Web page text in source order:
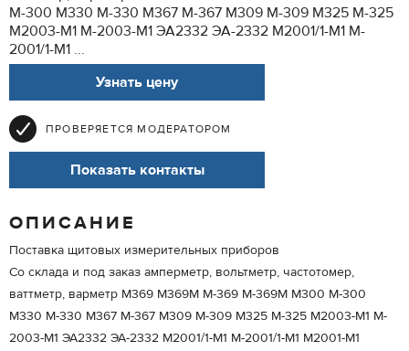
М-300 М330 М-330 М367 М-367 М309 М-309 М325 М-325
M2003-M1 M-2003-M1 ЭА2332 ЭА-2332 M2001/1-M1 M-
2001/1-M1 ...
Узнать цену
ПРОВЕРЯЕТСЯ МОДЕРАТОРОМ
Показать контакты
ОПИСАНИЕ
Поставка щитовых измерительных приборов
Со склада и под заказ амперметр, вольтметр, частотомер,
ваттметр, варметр М369 М369М М-369 М-369М М300 М-300
М330 М-330 М367 М-367 М309 М-309 М325 М-325 M2003-M1 M-
2003-M1 ЭА2332 ЭА-2332 M2001/1-M1 M-2001/1-M1 М2001-М1